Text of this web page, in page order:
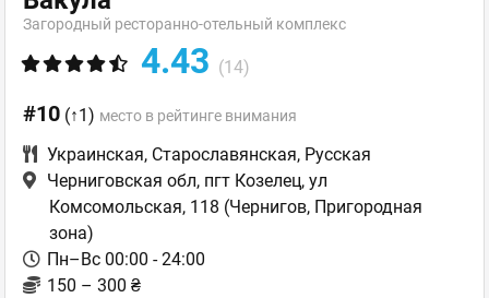
Загородный ресторанно-отельный комплекс
4.43 (14)
#10 (↑1) место в рейтинге внимания
Украинская, Старославянская, Русская
Черниговская обл, пгт Козелец, ул
Комсомольская, 118 (Чернигов, Пригородная
зона)
Пн–Вс 00:00 - 24:00
150 – 300 ₴